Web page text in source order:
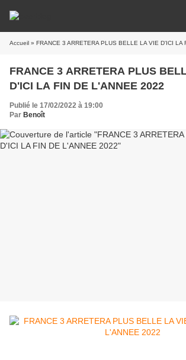
Accueil » FRANCE 3 ARRETERA PLUS BELLE LA VIE D'ICI LA
FRANCE 3 ARRETERA PLUS
D'ICI LA FIN DE L'ANNEE 2022
Publié le 17/02/2022 à 19:00
Par Benoît